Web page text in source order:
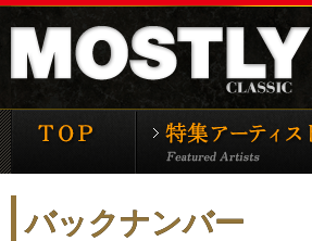
モーストリー・クラシ
バックナンバー